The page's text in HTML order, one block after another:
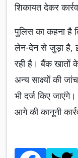
शिकायत देकर
पुलिस का कहना है
लेन-देन से जुड़ा है,
रही है। बैंक खातों
अन्य साक्ष्यों की
भी दर्ज किए
आगे की कानूनी